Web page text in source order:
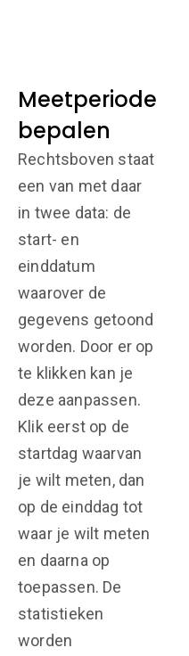
Meetperiode
bepalen
Rechtsboven staat
een van met daar
in twee data: de
start- en
einddatum
waarover de
gegevens getoond
worden. Door er op
te klikken kan je
deze aanpassen.
Klik eerst op de
startdag waarvan
je wilt meten, dan
op de einddag tot
waar je wilt meten
en daarna op
toepassen. De
statistieken
worden